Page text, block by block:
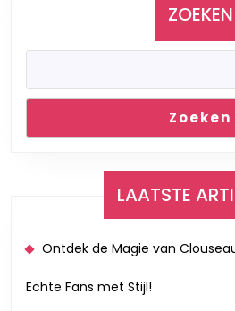
ZOEKEN
Zoeken
LAATSTE
Ontdek de Magie van
Echte Fans met Stijl!